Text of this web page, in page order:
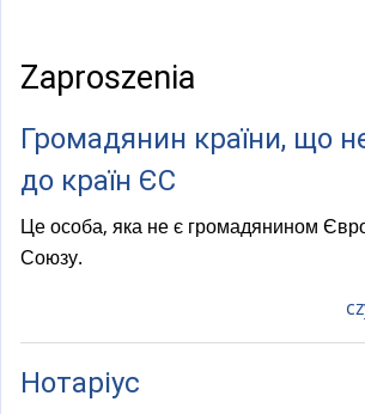
Zaproszenia
Громадянин країни, що
до країн ЄС
Це особа, яка не є громадянином
Союзу.
Нотаріус